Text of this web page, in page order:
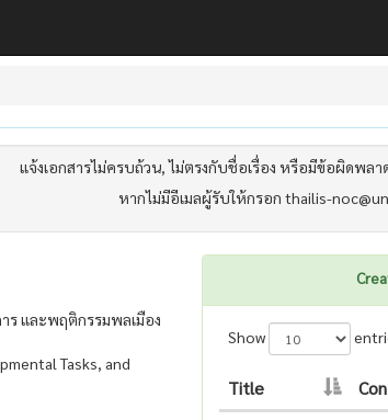
แจ้งเอกสารไม่ครบถ้วน, ไม่ตรงกับชื่อเรื่อง หรือมีข้อผิดพล
หากไม่มีอีเมลผู้รับให้กรอก thailis-
ร และพฤติกรรมพลเมือง
Tasks, and
Show
Title